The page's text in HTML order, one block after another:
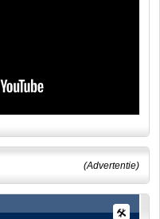
(Advertentie)